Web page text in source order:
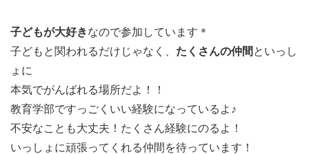
2泊から最大10泊のキャンプを行い
子どもたちとかけがえのない時間を過ごしています＊
子どもが大好きなので参加しています＊
子どもと関われるだけじゃなく、 たくさんの仲間 といっし
ょに
本気でがんばれる場所だよ！！
教育学部ですっごくいい経験になっているよ♪
不安なことも大丈夫！たくさん経験にのるよ！
いっしょに頑張ってくれる仲間を待っています！